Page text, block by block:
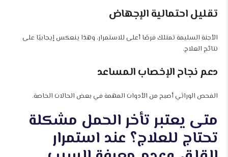
تقليل احتمالية الإجهاض
الأجنة السليمة تمتلك فرصًا أعلى للاستمرار، وهذا ينعكس إيجابيًا على
نتائج العلاج.
دعم نجاح الإخصاب المساعد
الفحص الوراثي أصبح من الأدوات المهمة في بعض الحالات الخاصة.
متى يعتبر تأخر الحمل مشكلة
تحتاج للعلاج؟ عند استمرار